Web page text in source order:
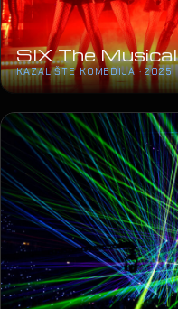
SIX The Musical
KAZALIŠTE KOMEDIJA · 2025